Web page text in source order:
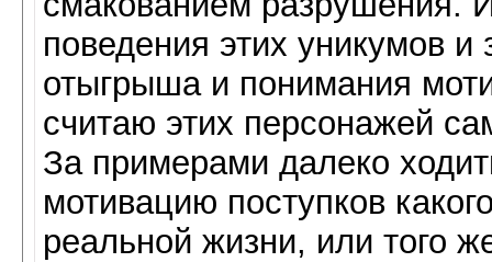
поведения этих уникумов
отыгрыша и понимания
считаю этих персонажей
За примерами далеко
мотивацию поступков
реальной жизни, или того